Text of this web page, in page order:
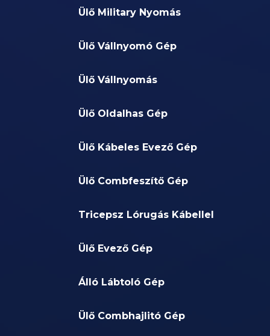
Ülő Military Nyomás
Ülő Vállnyomó Gép
Ülő Vállnyomás
Ülő Oldalhas Gép
Ülő Kábeles Evező Gép
Ülő Combfeszítő Gép
Tricepsz Lórugás Kábellel
Ülő Evező Gép
Álló Lábtoló Gép
Ülő Combhajlitó Gép